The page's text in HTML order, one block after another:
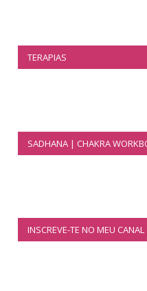
TERAPIAS
SADHANA | CHAKRA
INSCREVE-TE NO MEU CANAL